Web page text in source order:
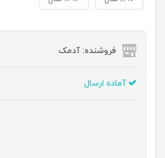
فروشنده: آدمک
آماده ارسال